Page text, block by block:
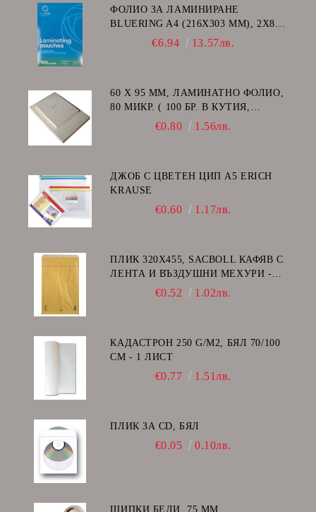
ФОЛИО ЗА ЛАМИНИРАНЕ
BLUERING A4 (216X303 MM), 2X80
МИКРОНА 100 БР.
€6.94 13.57лв.
60 Х 95 ММ, ЛАМИНАТНО ФОЛИО,
80 МИКР. ( 100 БР. В КУТИЯ,
€0.80 1.56лв.
ДЖОБ С ЦВЕТЕН ЦИП A5 ERICH
KRAUSE
€0.60 1.17лв.
ПЛИК 320Х455, SACBOLL КАФЯВ С
ЛЕНТА И ВЪЗДУШНИ МЕХУРИ -
€0.52 1.02лв.
КАДАСТРОН 250 G/M2, БЯЛ 70/100
СМ - 1 ЛИСТ
€0.77 1.51лв.
ПЛИК ЗА CD, БЯЛ
€0.05 0.10лв.
ЩИПКИ БЕЛИ, 75 ММ